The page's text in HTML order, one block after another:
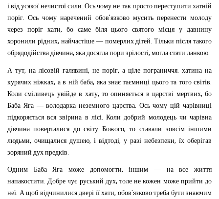
і від усякої нечистої сили. Ось чому не так просто переступити хатній
поріг.Ось чому наречений обов'язково мусить перенести молоду
через
поріг хати, бо саме біля цього святого місця у
давнину
хоронили рідних, найчастіше — померлих дітей.Тільки після такого
обрядодійства дівчина, яка досягла пори зрілості, могла стати ланкою.
А тут, на лісовій галявині, не поріг, а ціле пограниччя: хатина на
курячих ніжках, а в ній баба, яка знає таємниці цього та того світів.
Коли сміливець увійде в хату,то опиняється в царстві мертвих,бо
Баба Яга — володарка неземного царства. Ось чому цій чарівниці
підкоряється вся звірина в лісі.Коли добрий молодець чи чарівна
дівчина поверталися до світу Божого, то ставали зовсім іншими
людьми, очищалися душею, і відтоді, у разі небезпеки, їх оберігав
зоряний дух предків.
Одним Баба Яга може допомогти,іншим — на все
життя
напакостити.Добре чує руський дух,толе не кожен може прийти до
неї. А щоб відчинилися двері її хати, обов'язково треба бути знаючим